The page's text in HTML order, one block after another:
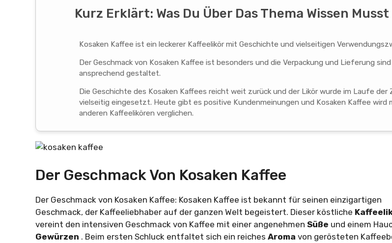
Kurz Erklärt: Was Du Über Das Thema Wissen Musst
Kosaken Kaffee ist ein leckerer Kaffeelikör mit Geschichte und vielseitigen
Der Geschmack von Kosaken Kaffee ist besonders und die Verpackung und Lieferung sind
ansprechend gestaltet.
Die Geschichte des Kosaken Kaffees reicht weit zurück und der Likör wurde im Laufe der
vielseitig eingesetzt. Heute gibt es positive Kundenmeinungen und Kosaken Kaffee wird
anderen Kaffeelikören verglichen.
Der Geschmack Von Kosaken Kaffee
Der Geschmack von Kosaken Kaffee: Kosaken Kaffee ist bekannt für seinen einzigartigen
Geschmack, der Kaffeeliebhaber auf der ganzen Welt begeistert. Dieser köstliche
vereint den intensiven Geschmack von Kaffee mit einer angenehmen Süße und einem
Gewürzen . Beim ersten Schluck entfaltet sich ein reiches Aroma von gerösteten